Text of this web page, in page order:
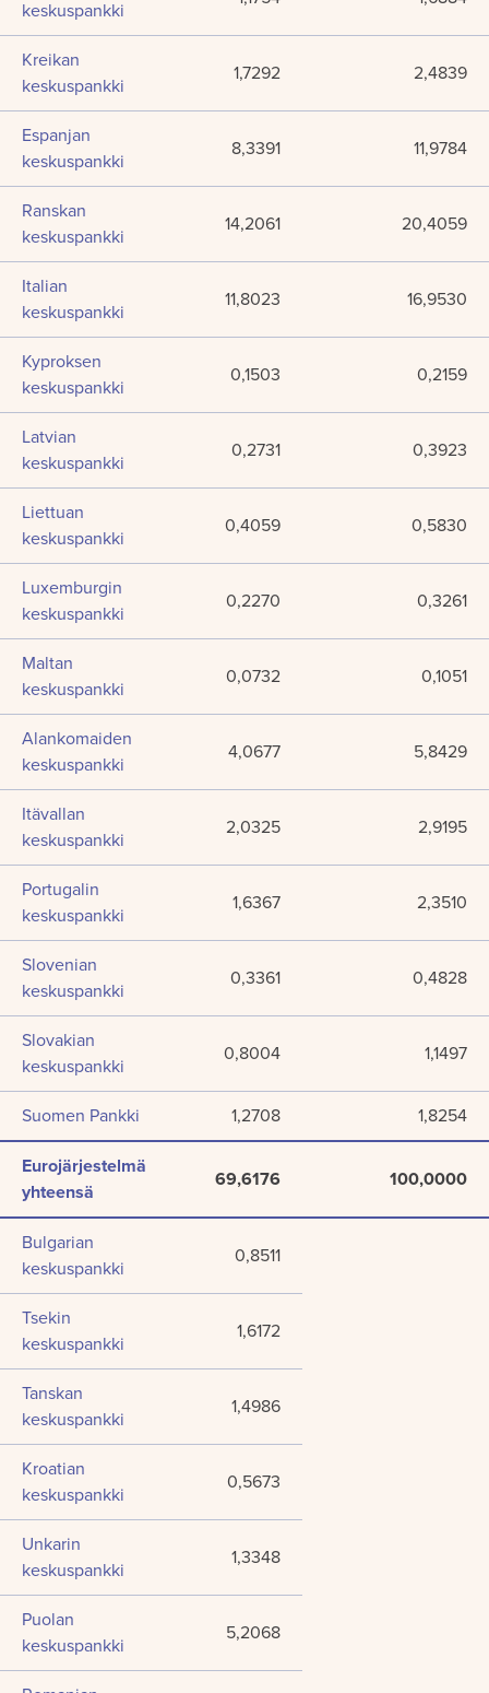
keskuspankki
Kreikan
keskuspankki
1,7292 2,4839
Espanjan
keskuspankki
8,3391 11,9784
Ranskan
keskuspankki
14,2061 20,4059
Italian
keskuspankki
11,8023 16,9530
Kyproksen
keskuspankki
0,1503 0,2159
Latvian
keskuspankki
0,2731 0,3923
Liettuan
keskuspankki
0,4059 0,5830
Luxemburgin
keskuspankki
0,2270 0,3261
Maltan
keskuspankki
0,0732 0,1051
Alankomaiden
keskuspankki
4,0677 5,8429
Itävallan
keskuspankki
2,0325 2,9195
Portugalin
keskuspankki
1,6367 2,3510
Slovenian
keskuspankki
0,3361 0,4828
Slovakian
keskuspankki
0,8004 1,1497
Suomen Pankki 1,2708 1,8254
Eurojärjestelmä
yhteensä
69,6176 100,0000
Bulgarian
keskuspankki
0,8511
Tsekin
keskuspankki
1,6172
Tanskan
keskuspankki
1,4986
Kroatian
keskuspankki
0,5673
Unkarin
keskuspankki
1,3348
Puolan
keskuspankki
5,2068